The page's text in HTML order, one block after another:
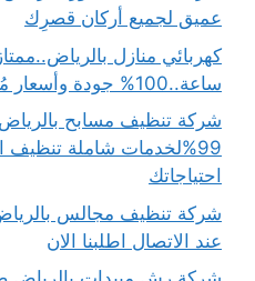
عميق لجميع أركان قصرِك
ساعة..100% جودة وأسعار مُنافسة
99%لخدمات شاملة تنظيف
احتياجاتك
عند الاتصال اطلبنا الان